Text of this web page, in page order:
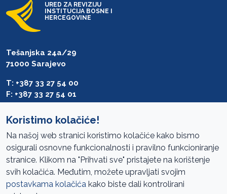
URED ZA REVIZIJU
INSTITUCIJA BOSNE I
HERCEGOVINE
Tešanjska 24a/29
71000 Sarajevo
T: +387 33 27 54 00
F: +387 33 27 54 01
Pristup informacijama
Mapa sajta
Oglasi
Koristimo kolačiće!
Na našoj web stranici koristimo kolačiće kako bismo
osigurali osnovne funkcionalnosti i pravilno funkcioniranje
stranice. Klikom na "Prihvati sve" pristajete na korištenje
svih kolačića. Međutim, možete upravljati svojim
postavkama kolačića kako biste dali kontrolirani